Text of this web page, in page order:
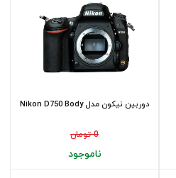
دوربین نیکون مدل Nikon D750 Body
0 تومان
ناموجود